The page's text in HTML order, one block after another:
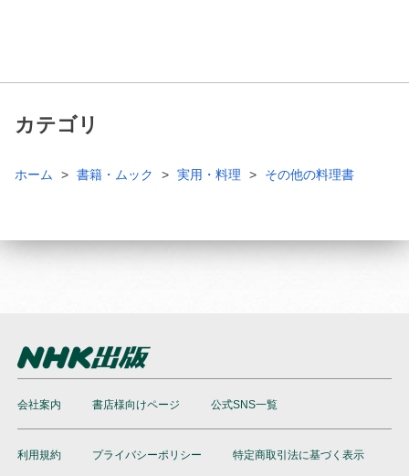
カテゴリ
ホーム 書籍・ムック 実用・料理 その他の料理書
会社案内 書店様向けページ 公式SNS一覧
利用規約 プライバシーポリシー 特定商取引法に基づく表示